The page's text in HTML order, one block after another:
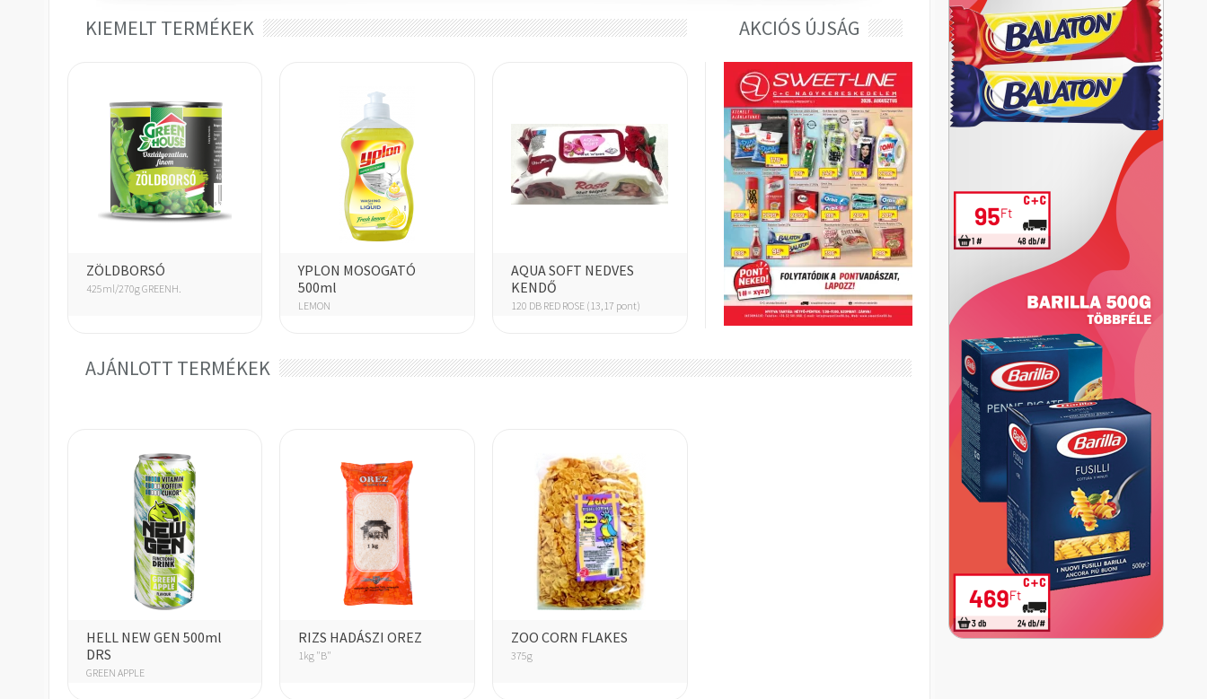
SÉF KEDVENCE
ELMAS
ÁLLATELEDEL
FRESH
HARIBO
KIEMELT TERMÉKEK AKCIÓS ÚJSÁG
ZÖLDBORSÓ
425ml/270g GREENH.
YPLON MOSOGATÓ
500ml
LEMON
AQUA SOFT NEDVES
KENDŐ
120 DB RED ROSE (13,17 pont)
AJÁNLOTT TERMÉKEK
HELL NEW GEN 500ml
DRS
GREEN APPLE
RIZS HADÁSZI OREZ
1kg "B"
ZOO CORN FLAKES
375g